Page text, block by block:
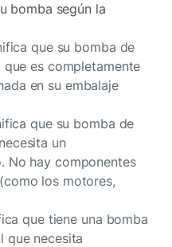
bomba según la
que su bomba de
es completamente
en su embalaje
que su bomba de
un
No hay componentes
los motores,
que tiene una bomba
que necesita